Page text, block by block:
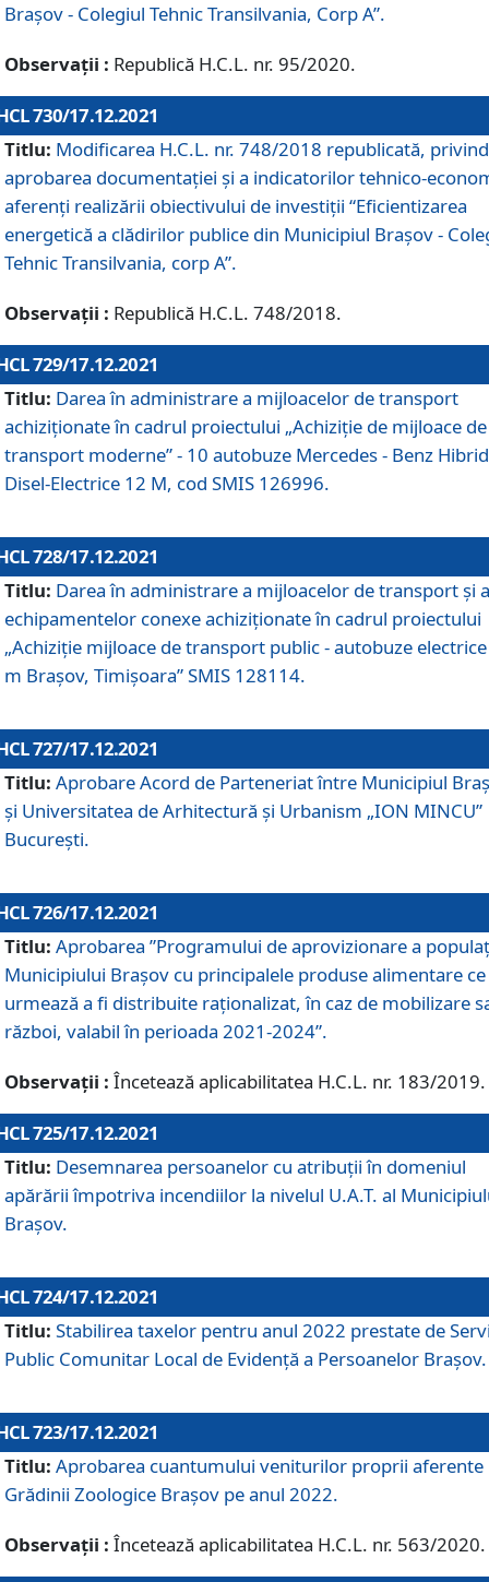
Brașov - Colegiul Tehnic Transilvania, Corp A”.
Observații : Republică H.C.L. nr. 95/2020.
730/17.12.2021
Titlu: Modificarea H.C.L. nr. 748/2018 republicată, privind
aprobarea documentației și a indicatorilor tehnico-
aferenți realizării obiectivului de investiții “Eficientizarea
energetică a clădirilor publice din Municipiul Brașov -
Tehnic Transilvania, corp A”.
Observații : Republică H.C.L. 748/2018.
729/17.12.2021
Titlu: Darea în administrare a mijloacelor de transport
achiziționate în cadrul proiectului „Achiziţie de mijloace de
transport moderne” - 10 autobuze Mercedes - Benz Hibrid
Disel-Electrice 12 M, cod SMIS 126996.
728/17.12.2021
Titlu: Darea în administrare a mijloacelor de transport și a
echipamentelor conexe achiziționate în cadrul proiectului
„Achiziție mijloace de transport public - autobuze
m Brașov, Timișoara” SMIS 128114.
727/17.12.2021
Titlu: Aprobare Acord de Parteneriat între Municipiul
și Universitatea de Arhitectură și Urbanism „ION MINCU”
București.
726/17.12.2021
Titlu: Aprobarea ”Programului de aprovizionare a
Municipiului Braşov cu principalele produse alimentare ce
urmează a fi distribuite raționalizat, în caz de mobilizare
război, valabil în perioada 2021-2024”.
Observații : Încetează aplicabilitatea H.C.L. nr. 183/2019.
725/17.12.2021
Titlu: Desemnarea persoanelor cu atribuții în domeniul
apărării împotriva incendiilor la nivelul U.A.T. al
Brașov.
724/17.12.2021
Titlu: Stabilirea taxelor pentru anul 2022 prestate de
Public Comunitar Local de Evidență a Persoanelor Braşov.
723/17.12.2021
Titlu: Aprobarea cuantumului veniturilor proprii aferente
Grădinii Zoologice Braşov pe anul 2022.
Observații : Încetează aplicabilitatea H.C.L. nr. 563/2020.